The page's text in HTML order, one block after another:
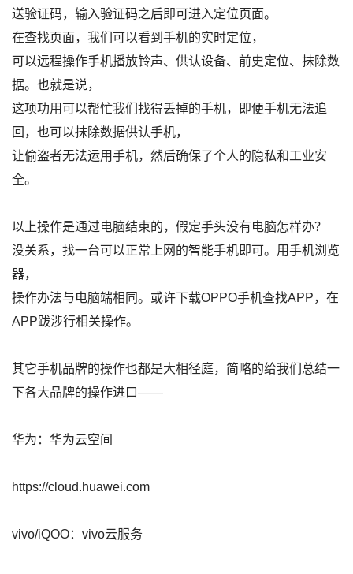
送验证码，输入验证码之后即可进入定位页面。
在查找页面，我们可以看到手机的实时定位，
可以远程操作手机播放铃声、供认设备、前史定位、抹除数
据。也就是说，
这项功用可以帮忙我们找得丢掉的手机，即便手机无法追
回，也可以抹除数据供认手机，
让偷盗者无法运用手机，然后确保了个人的隐私和工业安
全。
以上操作是通过电脑结束的，假定手头没有电脑怎样办？
没关系，找一台可以正常上网的智能手机即可。用手机浏览
器，
操作办法与电脑端相同。或许下载OPPO手机查找APP，在
APP跋涉行相关操作。
其它手机品牌的操作也都是大相径庭，简略的给我们总结一
下各大品牌的操作进口——
华为：华为云空间
https://cloud.huawei.com
vivo/iQOO：vivo云服务